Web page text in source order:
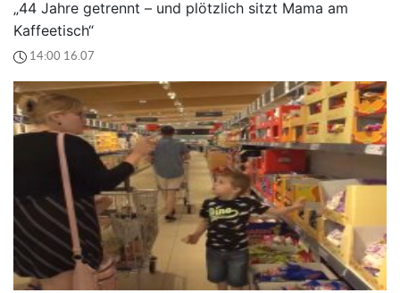
„44 Jahre getrennt – und plötzlich sitzt Mama am
Kaffeetisch“
14:00 16.07